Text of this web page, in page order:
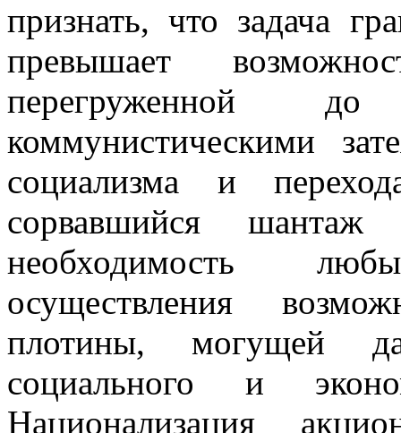
признать, что задача
превышает
перегруженной до
коммунистическими
социализма и
сорвавшийся
необходимость
осуществления
плотины, могущей
социального и
Национализация